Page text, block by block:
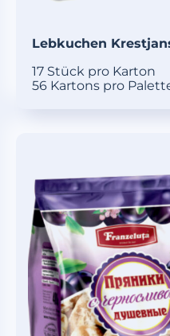
Lebkuchen
17 Stück pro Karton
56 Kartons pro